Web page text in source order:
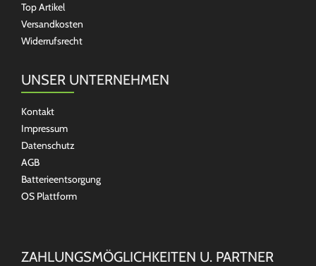
Top Artikel
Versandkosten
Widerrufsrecht
UNSER UNTERNEHMEN
Kontakt
Impressum
Datenschutz
AGB
Batterieentsorgung
OS Plattform
ZAHLUNGSMÖGLICHKEITEN U. PARTNER